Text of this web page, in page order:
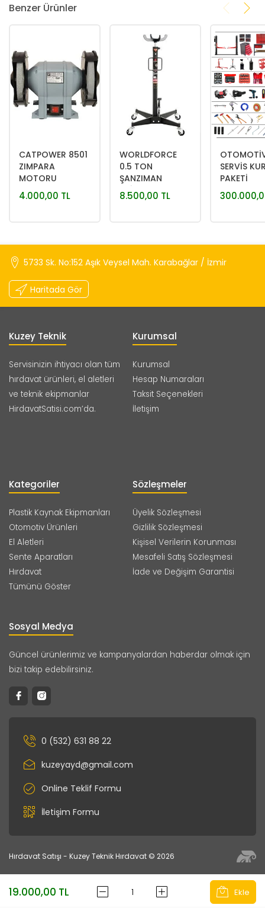
19.000,00 TL Ekle
Benzer Ürünler
CATPOWER 8501
ZIMPARA
MOTORU
4.000,00 TL
WORLDFORCE
0.5 TON
ŞANZIMAN
KRİKOSU
8.500,00 TL
SERVİS
PAKETİ
5733 Sk. No:152 Aşık Veysel Mah. Karabağlar / İzmir
Haritada Gör
Kuzey Teknik
Servisinizin ihtiyacı olan tüm
hırdavat ürünleri, el aletleri
ve teknik ekipmanlar
HirdavatSatisi.com’da.
Kurumsal
Kurumsal
Hesap Numaraları
Taksit Seçenekleri
İletişim
Kategoriler
Plastik Kaynak Ekipmanları
Otomotiv Ürünleri
El Aletleri
Sente Aparatları
Hırdavat
Tümünü Göster
Sözleşmeler
Üyelik Sözleşmesi
Gizlilik Sözleşmesi
Kişisel Verilerin Korunması
Mesafeli Satış Sözleşmesi
İade ve Değişim Garantisi
Sosyal Medya
Güncel ürünlerimiz ve kampanyalardan haberdar olmak için
bizi takip edebilirsiniz.
0 (532) 631 88 22
kuzeyayd@gmail.com
Online Teklif Formu
İletişim Formu
Hırdavat Satışı - Kuzey Teknik Hırdavat © 2026